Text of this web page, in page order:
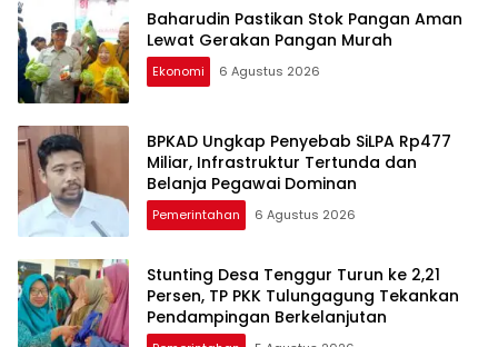
Baharudin Pastikan Stok Pangan Aman
Lewat Gerakan Pangan Murah
Ekonomi 6 Agustus 2026
BPKAD Ungkap Penyebab SiLPA Rp477
Miliar, Infrastruktur Tertunda dan
Belanja Pegawai Dominan
Pemerintahan 6 Agustus 2026
Stunting Desa Tenggur Turun ke 2,21
Persen, TP PKK Tulungagung Tekankan
Pendampingan Berkelanjutan